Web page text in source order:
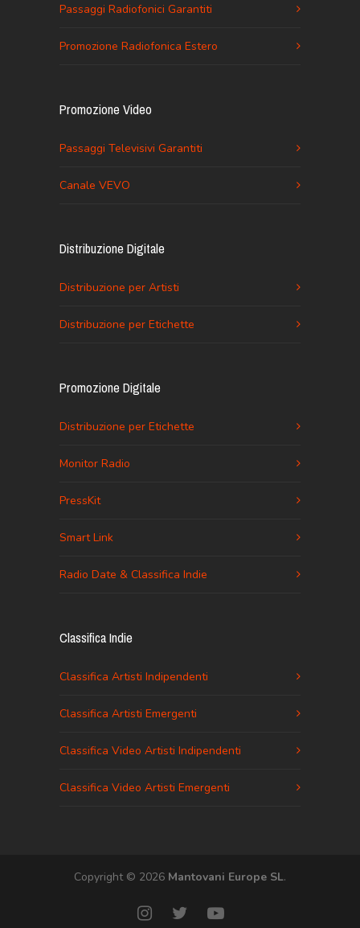
Passaggi Radiofonici Garantiti
Promozione Radiofonica Estero
Promozione Video
Passaggi Televisivi Garantiti
Canale VEVO
Distribuzione Digitale
Distribuzione per Artisti
Distribuzione per Etichette
Promozione Digitale
Distribuzione per Etichette
Monitor Radio
PressKit
Smart Link
Radio Date & Classifica Indie
Classifica Indie
Classifica Artisti Indipendenti
Classifica Artisti Emergenti
Classifica Video Artisti Indipendenti
Classifica Video Artisti Emergenti
Copyright © 2026 Mantovani Europe SL.